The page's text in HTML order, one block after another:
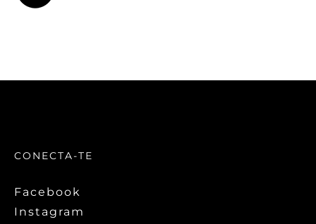
CONECTA-TE
Facebook
Instagram